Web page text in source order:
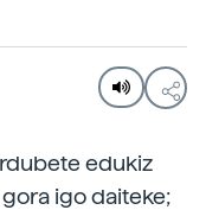
edukiz
igo daiteke;